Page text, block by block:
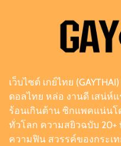
เลือดอุตรดิตถ์
Admin
ดิว ธีรภัทร แ
ยอดผู้ติดตา
Admin
เว็บไซต์ เกย์ไทย
ดอลไทย หล่อ งานดี เสน่ห์
ร้อนเกินต้าน ซิกแพคแน่นโ
ทั่วโลก ความสยิวฉบับ
ความฟิน สวรรค์ของกระเ